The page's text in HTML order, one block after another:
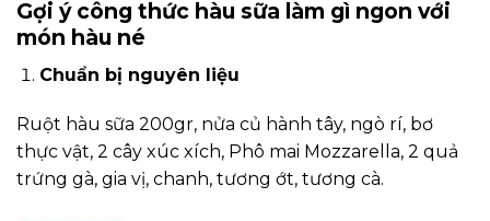
Gợi ý công thức hàu sữa làm gì ngon với
món hàu né
Chuẩn bị nguyên liệu
Ruột hàu sữa 200gr, nửa củ hành tây, ngò rí, bơ
thực vật, 2 cây xúc xích, Phô mai Mozzarella, 2 quả
trứng gà, gia vị, chanh, tương ớt, tương cà.